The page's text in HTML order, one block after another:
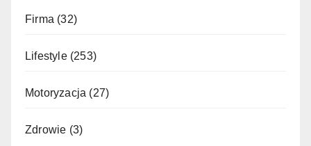
Firma (32)
Lifestyle(253)
Motoryzacja (27)
Zdrowie (3)